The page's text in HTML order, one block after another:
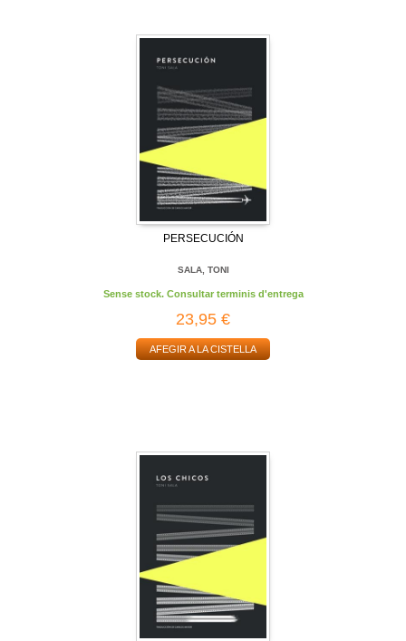
PERSECUCIÓN
SALA, TONI
Sense stock. Consultar terminis d'entrega
23,95 €
AFEGIR A LA CISTELLA